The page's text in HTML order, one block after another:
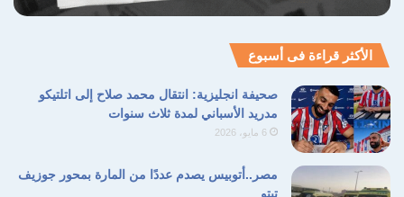
الأكثر قراءة فى أسبوع
صحيفة انجليزية: انتقال محمد صلاح إلى اتلتيكو
مدريد الأسباني لمدة ثلاث سنوات
6 مايو، 2026
مصر..أتوبيس يصدم عددًا من المارة بمحور جوزيف
تيتو